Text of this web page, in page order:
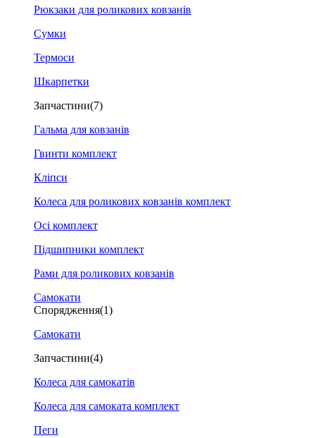
Рюкзаки для роликових ковзанів
Сумки
Термоси
Шкарпетки
Запчастини(7)
Гальма для ковзанів
Гвинти комплект
Кліпси
Колеса для роликових ковзанів комплект
Осі комплект
Підшипники комплект
Рами для роликових ковзанів
Самокати
Спорядження(1)
Самокати
Запчастини(4)
Колеса для самокатів
Колеса для самоката комплект
Пеги